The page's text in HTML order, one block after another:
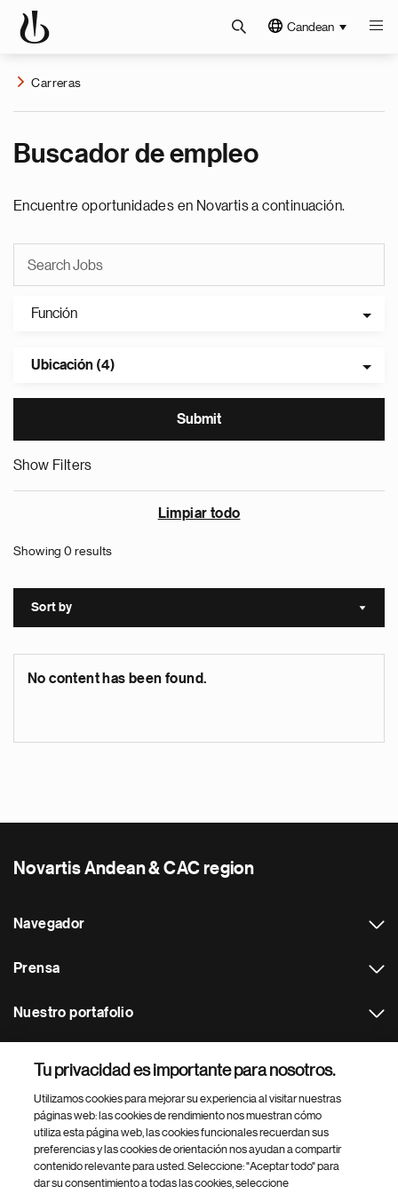
Candean
Carreras
Buscador de empleo
Encuentre oportunidades en Novartis a continuación.
Función
Ubicación (4)
Show Filters
Limpiar todo
Showing 0 results
Sort by Sort
No content has been found.
Novartis Andean & CAC region
Navegador
Prensa
Nuestro portafolio
Footer Site Search
Tu privacidad es importante para nosotros.
Utilizamos cookies para mejorar su experiencia al visitar nuestras
páginas web: las cookies de rendimiento nos muestran cómo
utiliza esta página web, las cookies funcionales recuerdan sus
preferencias y las cookies de orientación nos ayudan a compartir
contenido relevante para usted. Seleccione: "Aceptar todo" para
dar su consentimiento a todas las cookies, seleccione